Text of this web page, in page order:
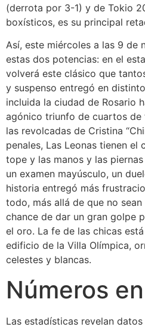
(derrota por 3-1) y de Tokio
boxísticos, es su principal
Así, este miércoles a las 9 de
estas dos potencias: en el
volverá este clásico que
y suspenso entregó en
incluida la ciudad de Rosario
agónico triunfo de cuartos de
las revolcadas de Cristina
penales, Las Leonas tienen el
tope y las manos y las
un examen mayúsculo, un
historia entregó más
todo, más allá de que no
chance de dar un gran golpe
el oro. La fe de las chicas
edificio de la Villa Olímpica,
celestes y blancas.
Números
Las estadísticas revelan